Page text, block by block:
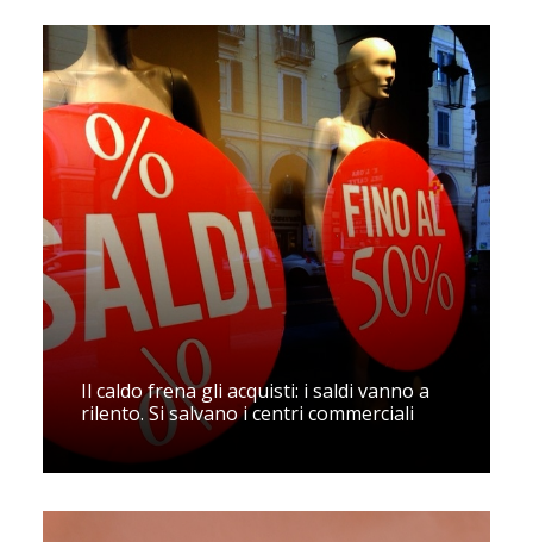
Il caldo frena gli acquisti: i saldi vanno a
rilento. Si salvano i centri commerciali